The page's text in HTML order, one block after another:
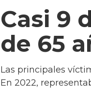
Casi 9
de 65
Las principales
En 2022,